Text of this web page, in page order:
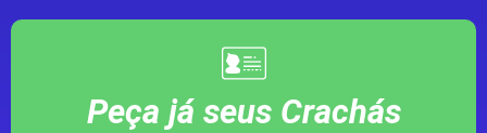
Peça já seus Crachás